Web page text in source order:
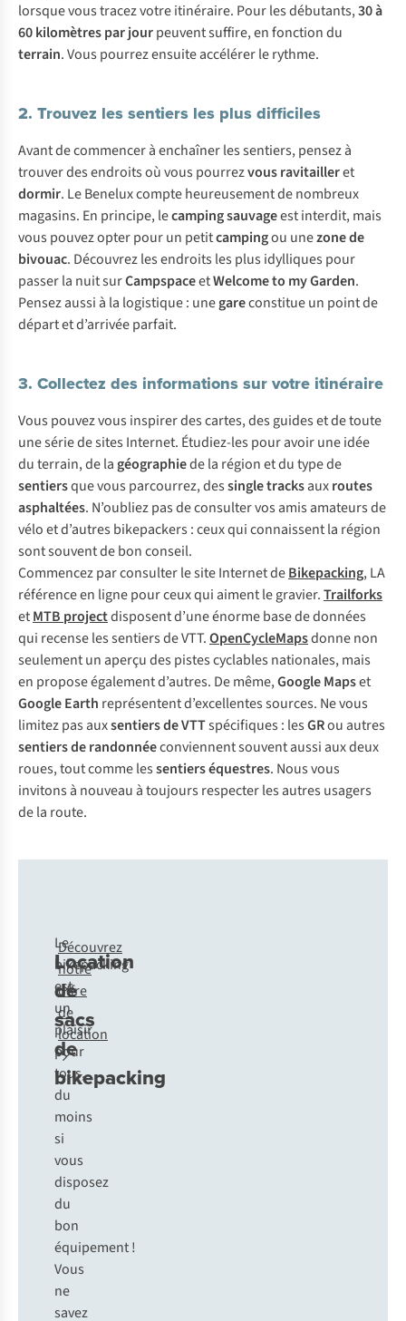
lorsque vous tracez votre itinéraire. Pour les débutants,30 à
60 kilomètres par jourpeuvent suffire, en fonction du
terrain. Vous pourrez ensuite accélérer le rythme.
2. Trouvez les sentiers les plus difficiles
Avant de commencer à enchaîner les sentiers, pensez à
trouver des endroits où vous pourrezvous ravitailleret
dormir. Le Benelux compte heureusement de nombreux
magasins. En principe, lecamping sauvageest interdit, mais
vous pouvez opter pour un petitcampingou unezone de
bivouac. Découvrez les endroits les plus idylliques pour
passer la nuit surCampspaceetWelcome to my Garden.
Pensez aussi à la logistique : unegareconstitue un point de
départ et d’arrivée parfait.
3. Collectez des informations sur votre itinéraire
Vous pouvez vous inspirer des cartes, des guides et de toute
une série de sites Internet. Étudiez-les pour avoir une idée
du terrain, de la géographiede la région et du type de
sentiersque vous parcourrez, dessingle tracksauxroutes
asphaltées. N’oubliez pas de consulter vos amis amateurs de
vélo et d’autres bikepackers : ceux qui connaissent la région
sont souvent de bon conseil.
Commencez par consulter le site Internet deBikepacking, LA
référence en ligne pour ceux qui aiment le gravier.Trailforks
etMTB projectdisposent d’une énorme base de données
qui recense les sentiers de VTT.OpenCycleMapsdonne non
seulement un aperçu des pistes cyclables nationales, mais
en propose également d’autres. De même,Google Mapset
Google Earth représentent d’excellentes sources. Ne vous
limitez pas auxsentiers de VTTspécifiques : lesGRou autres
sentiers de randonnéeconviennent souvent aussi aux deux
roues, tout comme lessentiers équestres. Nous vous
invitons à nouveau à toujours respecter les autres usagers
de la route.
Location
de
sacs
de
bikepacking
Le
bikepacking
est
un
plaisir
pour
tous,
du
moins
si
vous
disposez
du
bon
équipement !
Vous
ne
savez
Découvrez
notre
offre
de
location